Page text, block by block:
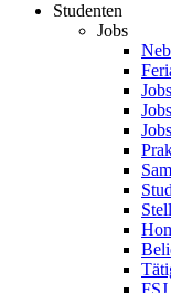
Studenten
Jobs
FSJ